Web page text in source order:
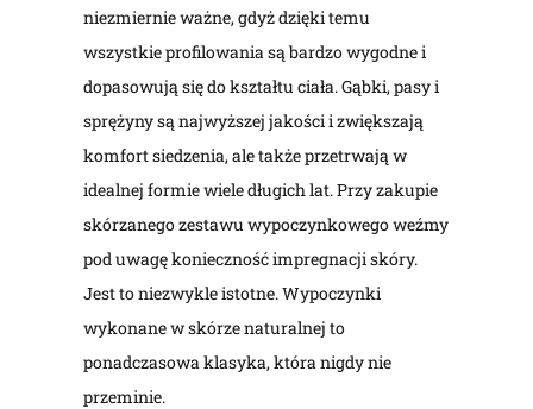
niezmiernie ważne, gdyż dzięki temu
wszystkie profilowania są bardzo wygodne i
dopasowują się do kształtu ciała. Gąbki, pasy i
sprężyny są najwyższej jakości i zwiększają
komfort siedzenia, ale także przetrwają w
idealnej formie wiele długich lat. Przy zakupie
skórzanego zestawu wypoczynkowego weźmy
pod uwagę konieczność impregnacji skóry.
Jest to niezwykle istotne. Wypoczynki
wykonane w skórze naturalnej to
ponadczasowa klasyka, która nigdy nie
przeminie.